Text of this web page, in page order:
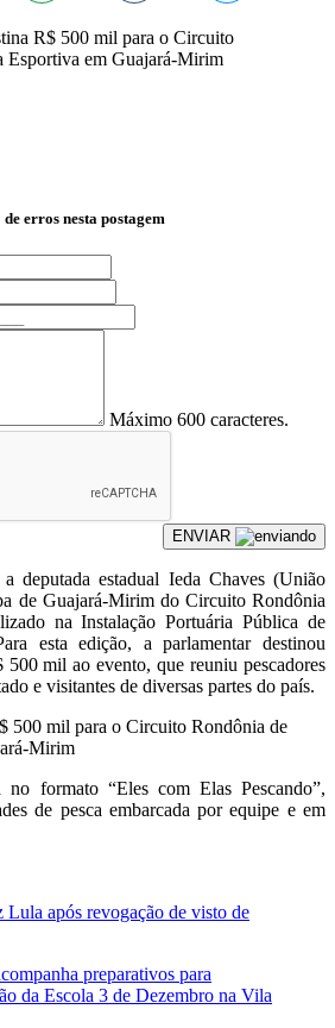
erros nesta postagem
Máximo 600 caracteres.
ENVIAR
deputada estadual Ieda Chaves (União
de Guajará-Mirim do Circuito Rondônia
na Instalação Portuária Pública de
esta edição, a parlamentar destinou
mil ao evento, que reuniu pescadores
e visitantes de diversas partes do país.
no formato “Eles com Elas Pescando”,
de pesca embarcada por equipe e em
após revogação de visto de
preparativos para
da Escola 3 de Dezembro na Vila